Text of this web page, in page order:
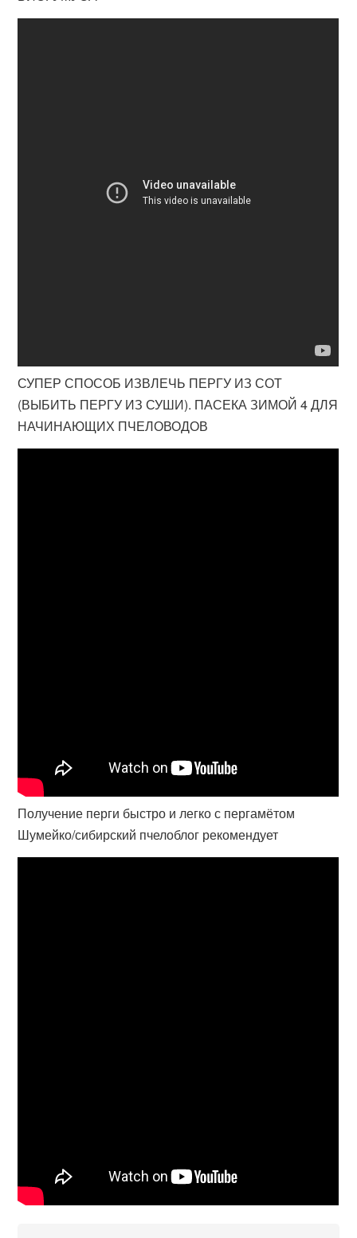
СУПЕР СПОСОБ ИЗВЛЕЧЬ ПЕРГУ ИЗ СОТ
(ВЫБИТЬ ПЕРГУ ИЗ СУШИ). ПАСЕКА ЗИМОЙ 4 ДЛЯ
НАЧИНАЮЩИХ ПЧЕЛОВОДОВ
Получение перги быстро и легко с пергамётом
Шумейко/сибирский пчелоблог рекомендует